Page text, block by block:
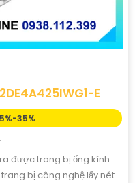
E
35%
được trang bị ống kính
bị công nghệ lấy nét